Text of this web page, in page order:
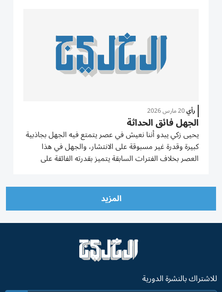
رأي20 مارس 2026
الجهل فائق الحداثة
يحيى زكي يبدو أننا نعيش في عصر يتمتع فيه الجهل بجاذبية
كبيرة وقدرة غير مسبوقة على الانتشار، والجهل في هذا
العصر بخلاف الفترات السابقة يتميز بقدرته الفائقة على
المزيد
للاشتراك بالنشرة الدورية